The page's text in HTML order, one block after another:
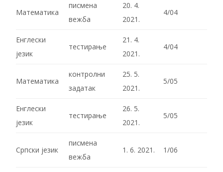
Математика
писмена
вежба
20. 4.
2021.
4/04
Енглески
језик
тестирање
21. 4.
2021.
4/04
Математика
контролни
задатак
25. 5.
2021.
5/05
Енглески
језик
тестирање
26. 5.
2021.
5/05
Српски језик
писмена
вежба
1. 6. 2021. 1/06